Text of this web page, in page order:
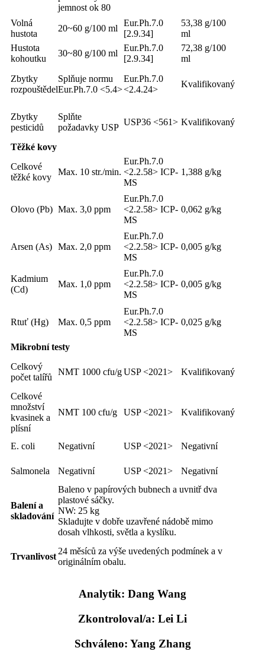
jemnost ok 80
Volná
hustota
20~60 g/100 ml
Eur.Ph.7.0
[2.9.34]
53,38 g/100
ml
Hustota
kohoutku
30~80 g/100 ml
Eur.Ph.7.0
[2.9.34]
72,38 g/100
ml
Zbytky
rozpouštědel
Splňuje normu
Eur.Ph.7.0 <5.4>
Eur.Ph.7.0
<2.4.24>
Kvalifikovaný
Zbytky
pesticidů
Splňte
požadavky USP
USP36 <561> Kvalifikovaný
Těžké kovy
Celkové
těžké kovy
Max. 10 str./min.
Eur.Ph.7.0
<2.2.58> ICP-
MS
1,388 g/kg
Olovo (Pb) Max. 3,0 ppm
Eur.Ph.7.0
<2.2.58> ICP-
MS
0,062 g/kg
Arsen (As) Max. 2,0 ppm
Eur.Ph.7.0
<2.2.58> ICP-
MS
0,005 g/kg
Kadmium
(Cd)
Max. 1,0 ppm
Eur.Ph.7.0
<2.2.58> ICP-
MS
0,005 g/kg
Rtuť (Hg) Max. 0,5 ppm
Eur.Ph.7.0
<2.2.58> ICP-
MS
0,025 g/kg
Mikrobní testy
Celkový
počet talířů
NMT 1000 cfu/gUSP <2021> Kvalifikovaný
Celkové
množství
kvasinek a
plísní
NMT 100 cfu/g USP <2021> Kvalifikovaný
E. coli Negativní USP <2021> Negativní
Salmonela Negativní USP <2021> Negativní
Balení a
skladování
Baleno v papírových bubnech a uvnitř dva
plastové sáčky.
NW: 25 kg
Skladujte v dobře uzavřené nádobě mimo
dosah vlhkosti, světla a kyslíku.
Trvanlivost
24 měsíců za výše uvedených podmínek a v
originálním obalu.
Analytik: Dang Wang
Zkontroloval/a: Lei Li
Schváleno: Yang Zhang